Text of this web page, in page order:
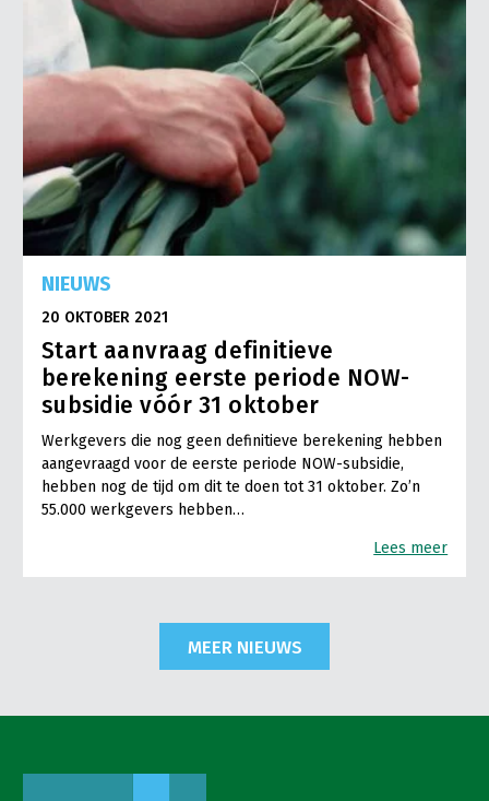
NIEUWS
20 OKTOBER 2021
Start aanvraag definitieve
berekening eerste periode NOW-
subsidie vóór 31 oktober
Werkgevers die nog geen definitieve berekening hebben
aangevraagd voor de eerste periode NOW-subsidie,
hebben nog de tijd om dit te doen tot 31 oktober. Zo’n
55.000 werkgevers hebben…
Lees meer
MEER NIEUWS